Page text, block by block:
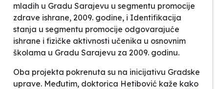
mladih u Gradu Sarajevu u segmentu promocije
zdrave ishrane, 2009. godine, i Identifikacija
stanja u segmentu promocije odgovarajuće
ishrane i fizičke aktivnosti učenika u osnovnim
školama u Gradu Sarajevu za 2009. godinu.
Oba projekta pokrenuta su na inicijativu Gradske
uprave. Međutim, doktorica Hetibović kaže kako